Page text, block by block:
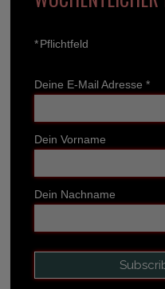
*Pflichtfeld
Deine E-Mail Adresse *
Dein Vorname
Dein Nachname